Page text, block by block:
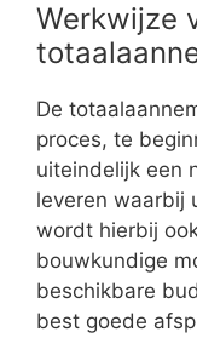
Werkwijze
De
proces, te
uiteindelijk een
leveren waarbij
wordt hierbij
bouwkundige
beschikbare
best goede